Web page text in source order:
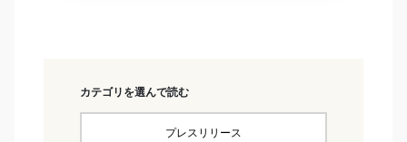
カテゴリを選んで読む
プレスリリース